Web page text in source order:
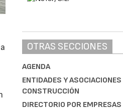
OTRAS SECCIONES
AGENDA
ENTIDADES Y ASOCIACIONES
CONSTRUCCIÓN
DIRECTORIO POR EMPRESAS